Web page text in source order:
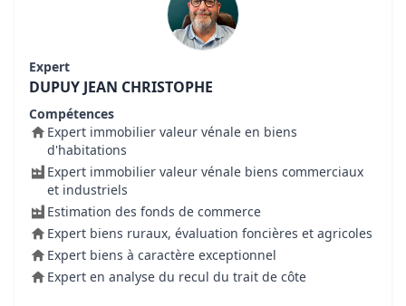
Expert
DUPUY JEAN CHRISTOPHE
Compétences
Expert immobilier valeur vénale en biens
d'habitations
Expert immobilier valeur vénale biens commerciaux
et industriels
Estimation des fonds de commerce
Expert biens ruraux, évaluation foncières et agricoles
Expert biens à caractère exceptionnel
Expert en analyse du recul du trait de côte